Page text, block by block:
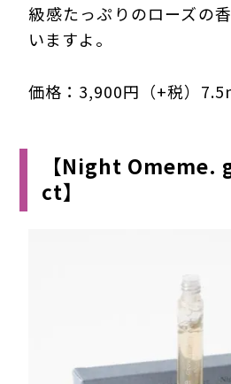
級感たっぷりのローズの
いますよ。
価格：3,900円（+税）
【Night
ct】